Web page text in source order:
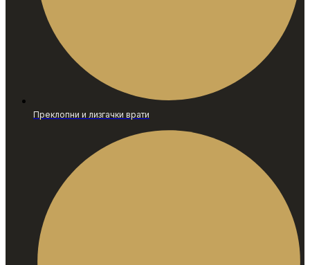
Преклопни и лизгачки врати